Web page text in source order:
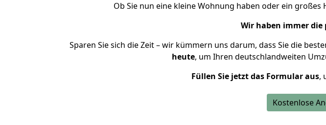
Ob Sie nun eine kleine Wohnung haben oder ein
Wir haben immer die
Sparen Sie sich die Zeit – wir kümmern uns darum, dass Sie die
heute, um Ihren deutschlandweiten
Füllen Sie jetzt das Formular aus,
Kostenlose